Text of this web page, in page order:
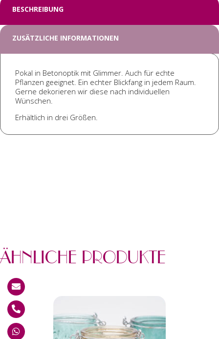
BESCHREIBUNG
ZUSÄTZLICHE INFORMATIONEN
Pokal in Betonoptik mit Glimmer. Auch für echte
Pflanzen geeignet. Ein echter Blickfang in jedem Raum.
Gerne dekorieren wir diese nach individuellen
Wünschen.
Erhältlich in drei Größen.
ÄHNLICHE PRODUKTE